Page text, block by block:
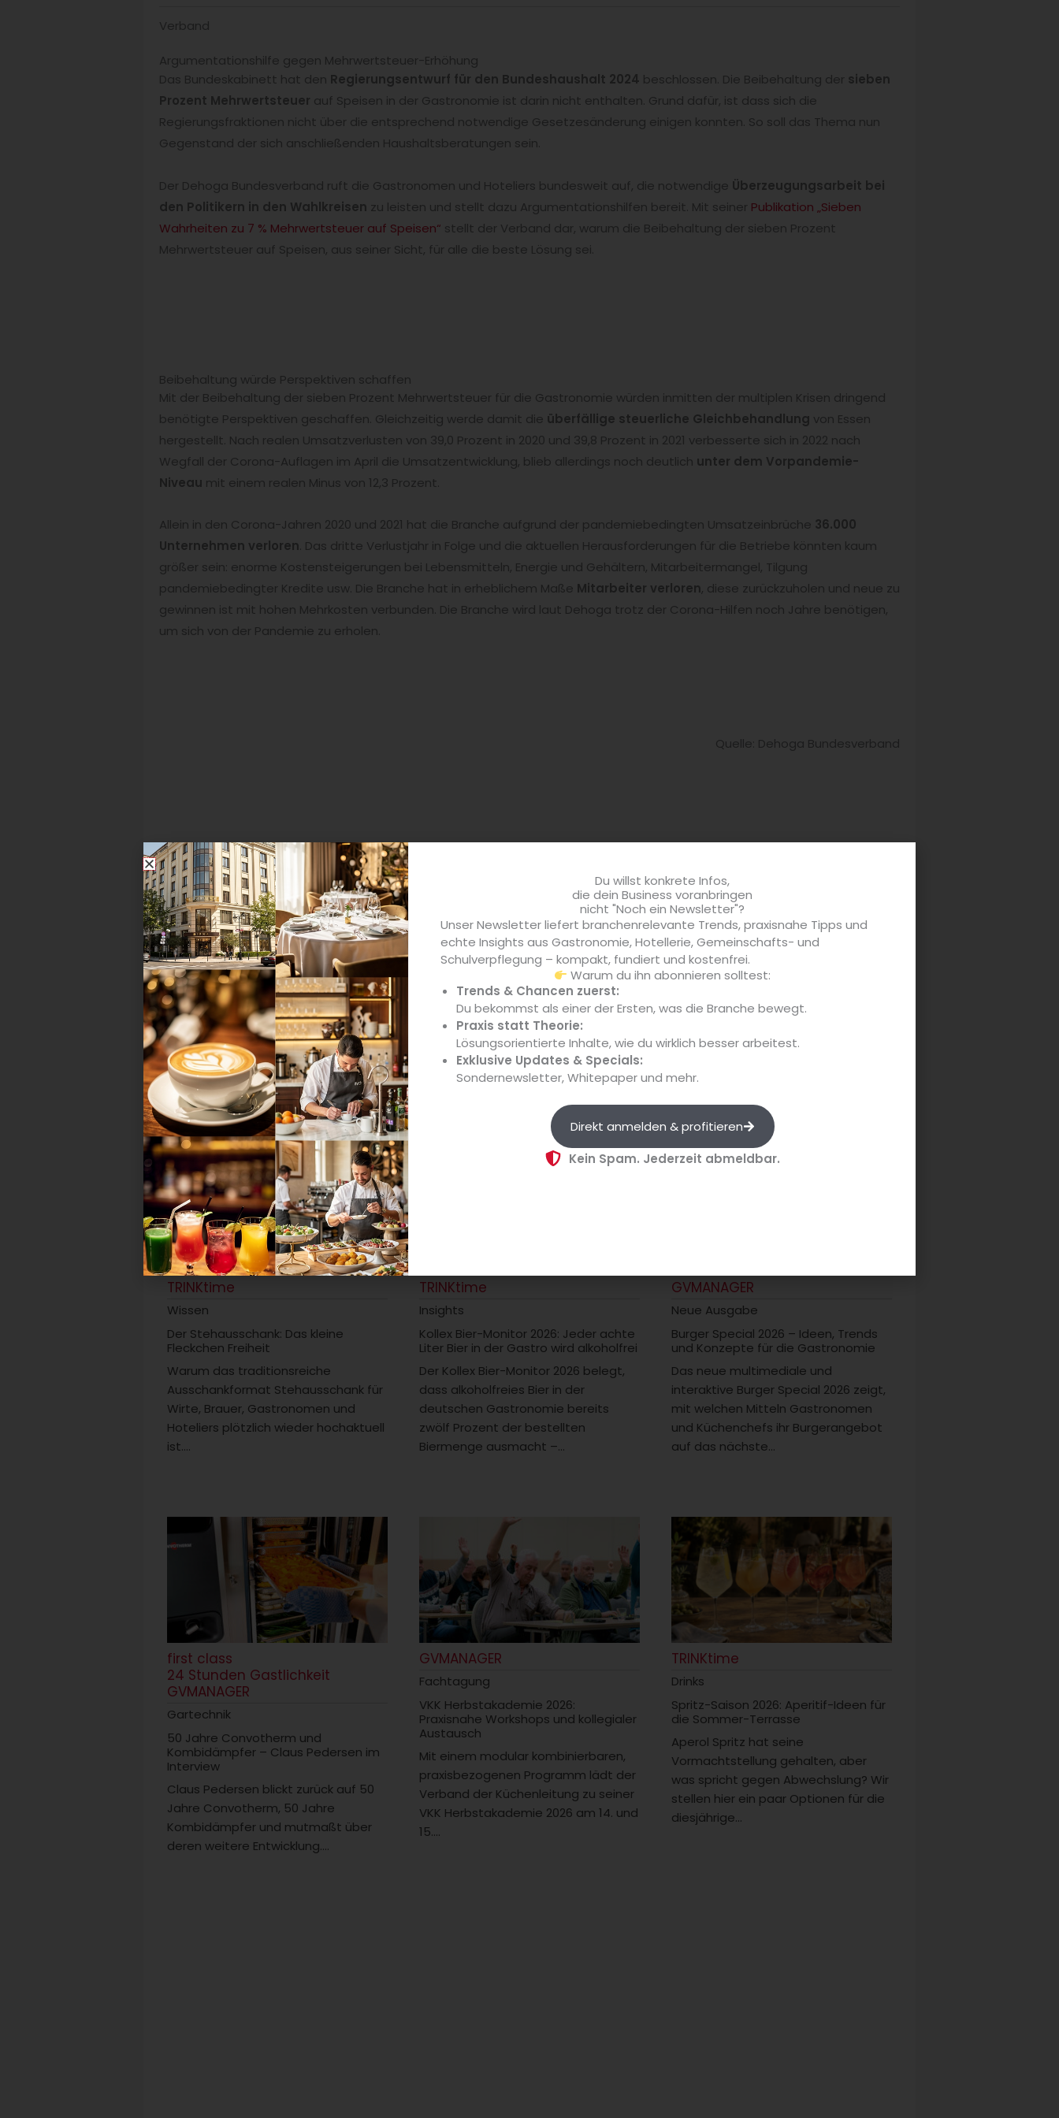
Verband
Argumentationshilfe gegen Mehrwertsteuer-Erhöhung
Das Bundeskabinett hat den Regierungsentwurf für den Bundeshaushalt 2024 beschlossen. Die Beibehaltung der sieben
Prozent Mehrwertsteuer auf Speisen in der Gastronomie ist darin nicht enthalten. Grund dafür, ist dass sich die
Regierungsfraktionen nicht über die entsprechend notwendige Gesetzesänderung einigen konnten. So soll das Thema nun
Gegenstand der sich anschließenden Haushaltsberatungen sein.
Der Dehoga Bundesverband ruft die Gastronomen und Hoteliers bundesweit auf, die notwendige Überzeugungsarbeit bei
den Politikern in den Wahlkreisen zu leisten und stellt dazu Argumentationshilfen bereit. Mit seiner Publikation „Sieben
Wahrheiten zu 7 % Mehrwertsteuer auf Speisen“ stellt der Verband dar, warum die Beibehaltung der sieben Prozent
Mehrwertsteuer auf Speisen, aus seiner Sicht, für alle die beste Lösung sei.
Beibehaltung würde Perspektiven schaffen
Mit der Beibehaltung der sieben Prozent Mehrwertsteuer für die Gastronomie würden inmitten der multiplen Krisen dringend
benötigte Perspektiven geschaffen. Gleichzeitig werde damit die überfällige steuerliche Gleichbehandlung von Essen
hergestellt. Nach realen Umsatzverlusten von 39,0 Prozent in 2020 und 39,8 Prozent in 2021 verbesserte sich in 2022 nach
Wegfall der Corona-Auflagen im April die Umsatzentwicklung, blieb allerdings noch deutlich unter dem Vorpandemie-
Niveau mit einem realen Minus von 12,3 Prozent.
Allein in den Corona-Jahren 2020 und 2021 hat die Branche aufgrund der pandemiebedingten Umsatzeinbrüche 36.000
Unternehmen verloren . Das dritte Verlustjahr in Folge und die aktuellen Herausforderungen für die Betriebe könnten kaum
größer sein: enorme Kostensteigerungen bei Lebensmitteln, Energie und Gehältern, Mitarbeitermangel, Tilgung
pandemiebedingter Kredite usw. Die Branche hat in erheblichem Maße Mitarbeiter verloren, diese zurückzuholen und neue zu
gewinnen ist mit hohen Mehrkosten verbunden. Die Branche wird laut Dehoga trotz der Corona-Hilfen noch Jahre benötigen,
um sich von der Pandemie zu erholen.
Quelle: Dehoga Bundesverband
Florian Harbeck
Mehr zum Thema
24 Stunden Gastlichkeit
TRINKtime
Wissen
Der Stehausschank: Das kleine
Fleckchen Freiheit
Warum das traditionsreiche
Ausschankformat Stehausschank für
Wirte, Brauer, Gastronomen und
Hoteliers plötzlich wieder hochaktuell
ist....
24 Stunden Gastlichkeit
TRINKtime
Insights
Kollex Bier-Monitor 2026: Jeder achte
Liter Bier in der Gastro wird alkoholfrei
Der Kollex Bier-Monitor 2026 belegt,
dass alkoholfreies Bier in der
deutschen Gastronomie bereits
zwölf Prozent der bestellten
Biermenge ausmacht –...
24 Stunden Gastlichkeit
GVMANAGER
Neue Ausgabe
Burger Special 2026 – Ideen, Trends
und Konzepte für die Gastronomie
Das neue multimediale und
interaktive Burger Special 2026 zeigt,
mit welchen Mitteln Gastronomen
und Küchenchefs ihr Burgerangebot
auf das nächste...
first class
24 Stunden Gastlichkeit
GVMANAGER
Gartechnik
50 Jahre Convotherm und
Kombidämpfer – Claus Pedersen im
Interview
Claus Pedersen blickt zurück auf 50
Jahre Convotherm, 50 Jahre
Kombidämpfer und mutmaßt über
deren weitere Entwicklung....
GVMANAGER
Fachtagung
VKK Herbstakademie 2026:
Praxisnahe Workshops und kollegialer
Austausch
Mit einem modular kombinierbaren,
praxisbezogenen Programm lädt der
Verband der Küchenleitung zu seiner
VKK Herbstakademie 2026 am 14. und
15....
TRINKtime
Drinks
Spritz-Saison 2026: Aperitif-Ideen für
die Sommer-Terrasse
Aperol Spritz hat seine
Vormachtstellung gehalten, aber
was spricht gegen Abwechslung? Wir
stellen hier ein paar Optionen für die
diesjährige...
Du willst konkrete Infos,
die dein Business voranbringen
nicht "Noch ein Newsletter"?
Unser Newsletter liefert branchenrelevante Trends, praxisnahe Tipps und
echte Insights aus Gastronomie, Hotellerie, Gemeinschafts- und
Schulverpflegung – kompakt, fundiert und kostenfrei.
Warum du ihn abonnieren solltest:
Trends & Chancen zuerst:
Du bekommst als einer der Ersten, was die Branche bewegt.
Praxis statt Theorie:
Lösungsorientierte Inhalte, wie du wirklich besser arbeitest.
Exklusive Updates & Specials:
Sondernewsletter, Whitepaper und mehr.
Direkt anmelden & profitieren
Kein Spam. Jederzeit abmeldbar.